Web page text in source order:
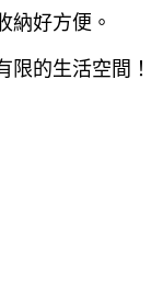
納好方便。
限的生活空間 ！